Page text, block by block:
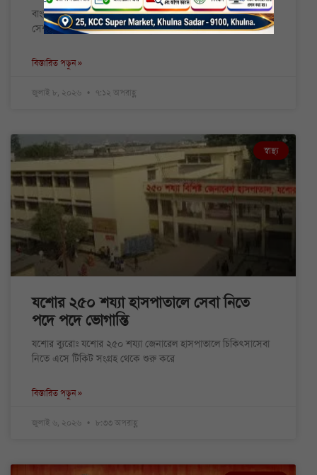
বাংলাদেশ ইসলামী ছাত্রশিবিরের সরকারি বিএল কলেজ শাখার ২০২৬
সেশনের অবশিষ্ট সময়ের জন্য নতুন সভাপতি ও
বিস্তারিত পড়ুন »
জুলাই ৮, ২০২৬ ৭:১২ অপরাহ্ণ
স্বাস্থ্য
যশোর ২৫০ শয্যা হাসপাতালে সেবা নিতে
পদে পদে ভোগান্তি
যশোর ব্যুরোঃ যশোর ২৫০ শয্যা জেনারেল হাসপাতালে চিকিৎসাসেবা
নিতে এসে টিকিট সংগ্রহ থেকে শুরু করে
বিস্তারিত পড়ুন »
জুলাই ৬, ২০২৬ ৮:৩৩ অপরাহ্ণ